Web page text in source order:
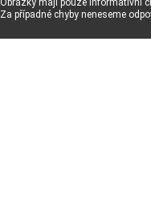
Obrázky mají pouze informativní
Za případné chyby neneseme